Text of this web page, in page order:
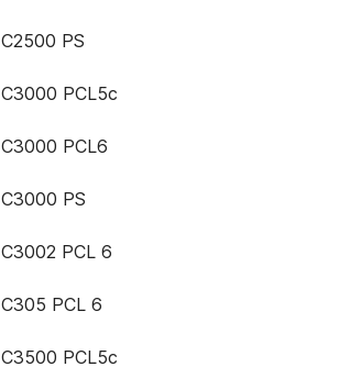
PS
PCL5c
PCL6
PS
PCL 6
PCL 6
PCL5c